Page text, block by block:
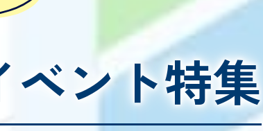
ベント特集